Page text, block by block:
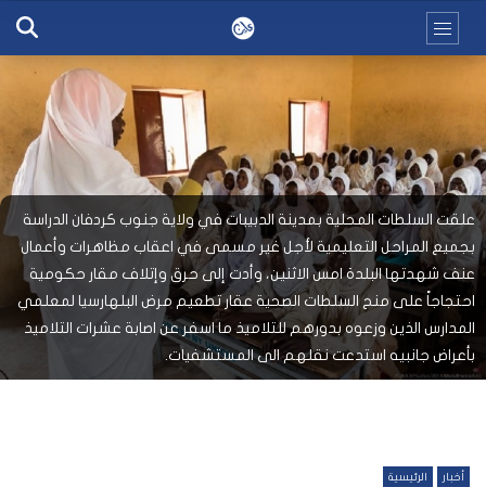
علقت السلطات المحلية بمدينة الدبيبات في ولاية جنوب كردفان الدراسة
بجميع المراحل التعليمية لأجل غير مسمى في اعقاب مظاهرات وأعمال
عنف شهدتها البلدة امس الاثنين، وأدت إلى حرق وإتلاف مقار حكومية
احتجاجاً على منح السلطات الصحية عقار تطعيم مرض البلهارسيا لمعلمي
المدارس الذين وزعوه بدورهم للتلاميذ ما اسفر عن اصابة عشرات التلاميذ
بأعراض جانبيه استدعت نقلهم الى المستشفيات.
أخبار الرئيسية